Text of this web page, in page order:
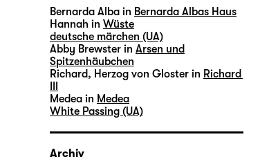
Bernarda Alba in Bernarda Albas Haus
Hannah in Wüste
deutsche märchen (UA)
Abby Brewster in Arsen und
Spitzenhäubchen
Richard, Herzog von Gloster in Richard
Medea in Medea
White Passing (UA)
Archiv